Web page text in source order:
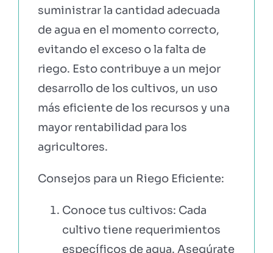
suministrar la cantidad adecuada
de agua en el momento correcto,
evitando el exceso o la falta de
riego. Esto contribuye a un mejor
desarrollo de los cultivos, un uso
más eficiente de los recursos y una
mayor rentabilidad para los
agricultores.
Consejos para un Riego Eficiente:
Conoce tus cultivos: Cada
cultivo tiene requerimientos
específicos de agua. Asegúrate